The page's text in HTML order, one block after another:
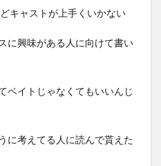
キャストが上手くいかない
に興味がある人に向けて書い
ベイトじゃなくてもいいんじ
に考えてる人に読んで貰えた